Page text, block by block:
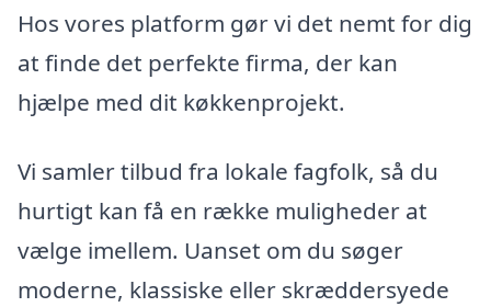
Hos vores platform gør vi det nemt for dig
at finde det perfekte firma, der kan
hjælpe med dit køkkenprojekt.
Vi samler tilbud fra lokale fagfolk, så du
hurtigt kan få en række muligheder at
vælge imellem. Uanset om du søger
moderne, klassiske eller skræddersyede